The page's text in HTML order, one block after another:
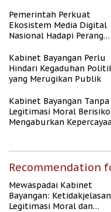
Berpenghasilan Rendah
Pemerintah Perkuat
Ekosistem Media Digital
Nasional Hadapi Perang
Kabinet Bayangan Perlu
Hindari Kegaduhan
yang Merugikan Publik
Kabinet Bayangan Tanpa
Legitimasi Moral Berisiko
Mengaburkan
Recommendation
Mewaspadai Kabinet
Bayangan: Ketidakjelasan
Legitimasi Moral dan